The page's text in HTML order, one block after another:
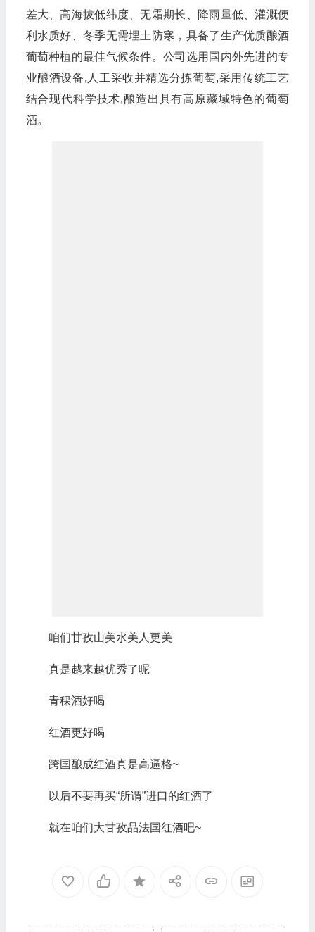
差大、高海拔低纬度、无霜期长、降雨量低、灌溉便
利水质好、冬季无需埋土防寒，具备了生产优质酿酒
葡萄种植的最佳气候条件。公司选用国内外先进的专
业酿酒设备,人工采收并精选分拣葡萄,采用传统工艺
结合现代科学技术,酿造出具有高原藏域特色的葡萄
酒。
咱们甘孜山美水美人更美
真是越来越优秀了呢
青稞酒好喝
红酒更好喝
跨国酿成红酒真是高逼格~
以后不要再买“所谓”进口的红酒了
就在咱们大甘孜品法国红酒吧~